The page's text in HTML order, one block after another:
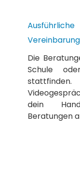
Die
Schule
dein
Beratungen